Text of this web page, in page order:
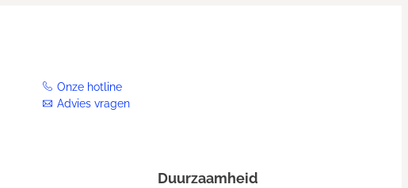
Onze hotline
Advies vragen
Duurzaamheid